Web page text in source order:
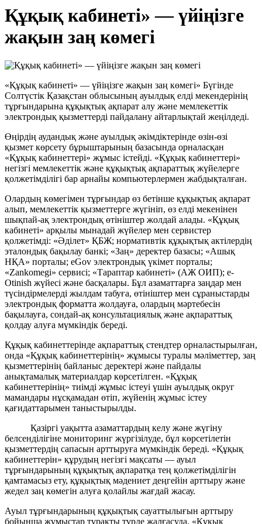
Құқық кабинеті» — үйіңізге
жақын заң көмегі
«Құқық кабинеті» — үйіңізге жақын заң көмегі» Бүгінде
Солтүстік Қазақстан облысының ауылдық елді мекендерінің
тұрғындарына құқықтық ақпарат алу және мемлекеттік
электрондық қызметтерді пайдалану айтарлықтай жеңілдеді.
Өңірдің аудандық және ауылдық әкімдіктерінде өзін-өзі
қызмет көрсету бұрыштарының базасында орналасқан
«Құқық кабинеттері» жұмыс істейді. «Құқық кабинеттері»
негізгі мемлекеттік және құқықтық ақпараттық жүйелерге
қолжетімділігі бар арнайы компьютерлермен жабдықталған.
Олардың көмегімен тұрғындар өз бетінше құқықтық ақпарат
алып, мемлекеттік қызметтерге жүгініп, өз елді мекенінен
шықпай-ақ электрондық өтініштер жолдай алады. «Құқық
кабинеті» арқылы мынадай жүйелер мен сервистер
қолжетімді: «Әділет» ҚБЖ; нормативтік құқықтық актілердің
эталондық бақылау банкі; «Заң» деректер базасы; «Ашық
НҚА» порталы; eGov электрондық үкімет порталы;
«Zankomegi» сервисі; «Тараптар кабинеті» (АЖ ОИП); e-
Otinish жүйесі және басқалары. Бұл азаматтарға заңдар мен
түсіндірмелерді жылдам табуға, өтініштер мен сұраныстарды
электрондық форматта жолдауға, олардың мәртебесін
бақылауға, сондай-ақ консультациялық және ақпараттық
қолдау алуға мүмкіндік береді.
Құқық кабинеттерінде ақпараттық стендтер орналастырылған,
онда «Құқық кабинеттерінің» жұмысы туралы мәліметтер, заң
қызметтерінің байланыс деректері және пайдалы
анықтамалық материалдар көрсетілген. «Құқық
кабинеттерінің» тиімді жұмыс істеуі үшін ауылдық округ
мамандары нұсқамадан өтіп, жүйенің жұмыс істеу
қағидаттарымен таныстырылды.
Қазіргі уақытта азаматтардың келу және жүгіну
белсенділігіне мониторинг жүргізілуде, бұл көрсетілетін
қызметтердің сапасын арттыруға мүмкіндік береді. «Құқық
кабинеттерін» құрудың негізгі мақсаты — ауыл
тұрғындарының құқықтық ақпаратқа тең қолжетімділігін
қамтамасыз ету, құқықтық мәдениет деңгейін арттыру және
жедел заң көмегін алуға қолайлы жағдай жасау.
Ауыл тұрғындарының құқықтық сауаттылығын арттыру
бойынша жұмыстар тұрақты түрде жалғасуда. «Құқық